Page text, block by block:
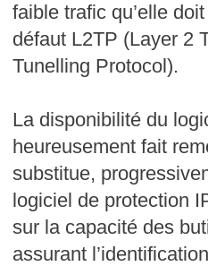
faible trafic qu’elle
défaut L2TP (Layer 2
Tunelling Protocol).
La disponibilité du
heureusement fait
substitue,
logiciel de protection
sur la capacité des
assurant